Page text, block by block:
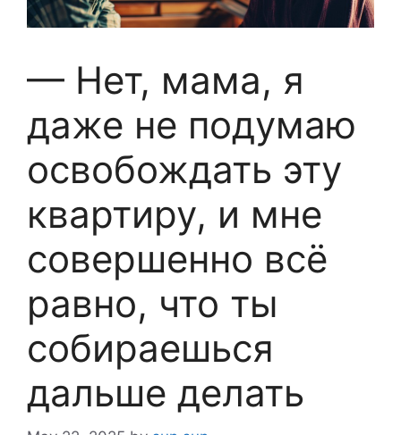
— Нет, мама, я
даже не подумаю
освобождать эту
квартиру, и мне
совершенно всё
равно, что ты
собираешься
дальше делать